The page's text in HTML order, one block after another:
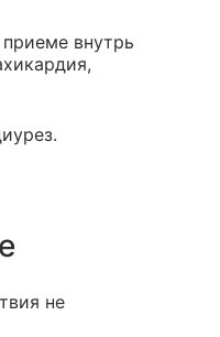
внутрь
не